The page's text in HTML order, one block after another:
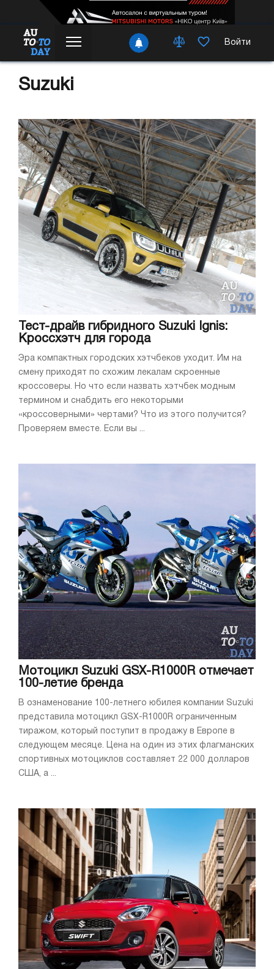
Войти
Suzuki
Тест-драйв гибридного Suzuki Ignis:
Кроссхэтч для города
Эра компактных городских хэтчбеков уходит. Им на
смену приходят по схожим лекалам скроенные
кроссоверы. Но что если назвать хэтчбек модным
термином и снабдить его некоторыми
«кроссоверными» чертами? Что из этого получится?
Проверяем вместе. Если вы ...
Мотоцикл Suzuki GSX-R1000R отмечает
100-летие бренда
В ознаменование 100-летнего юбилея компании Suzuki
представила мотоцикл GSX-R1000R ограниченным
тиражом, который поступит в продажу в Европе в
следующем месяце. Цена на один из этих флагманских
спортивных мотоциклов составляет 22 000 долларов
США, а ...